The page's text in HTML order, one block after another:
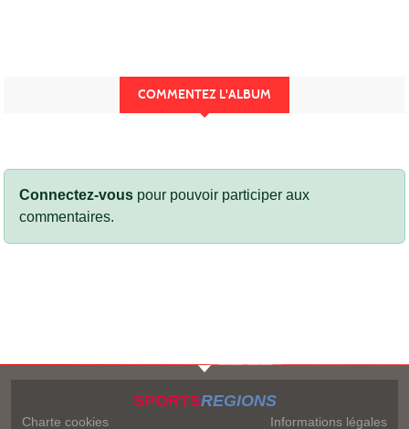
COMMENTEZ L'ALBUM
Connectez-vous pour pouvoir participer aux
commentaires.
SPORTSREGIONS
Charte cookies Informations légales